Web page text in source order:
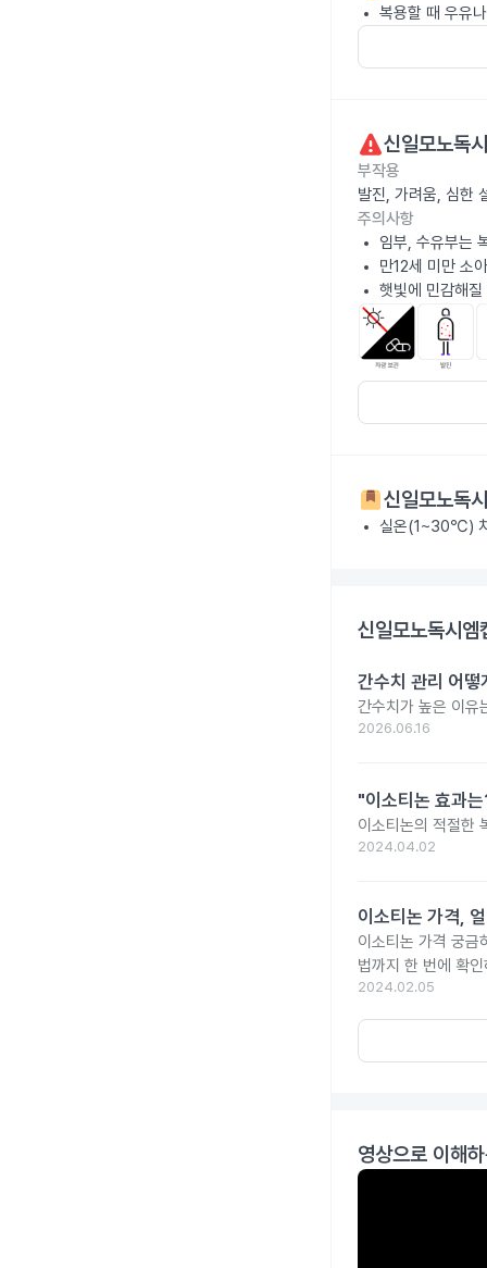
복용할 때 우유
신일모노독
부작용
발진, 가려움, 심한
주의사항
임부, 수유부는
만12세 미만 소
햇빛에 민감해
신일모노독
실온(1~30℃)
신일모노독시
간수치 관리 어
간수치가 높은 이유
2026.06.16
"이소티논 효과
이소티논의 적절한
2024.04.02
이소티논 가격,
이소티논 가격 궁금
법까지 한 번에 확
2024.02.05
영상으로 이해